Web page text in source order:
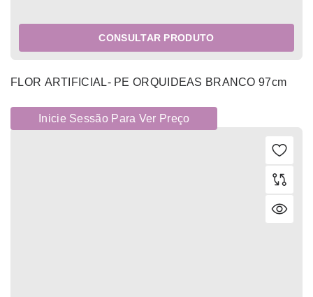
CONSULTAR PRODUTO
FLOR ARTIFICIAL- PE ORQUIDEAS BRANCO 97cm
Inicie Sessão Para Ver Preço